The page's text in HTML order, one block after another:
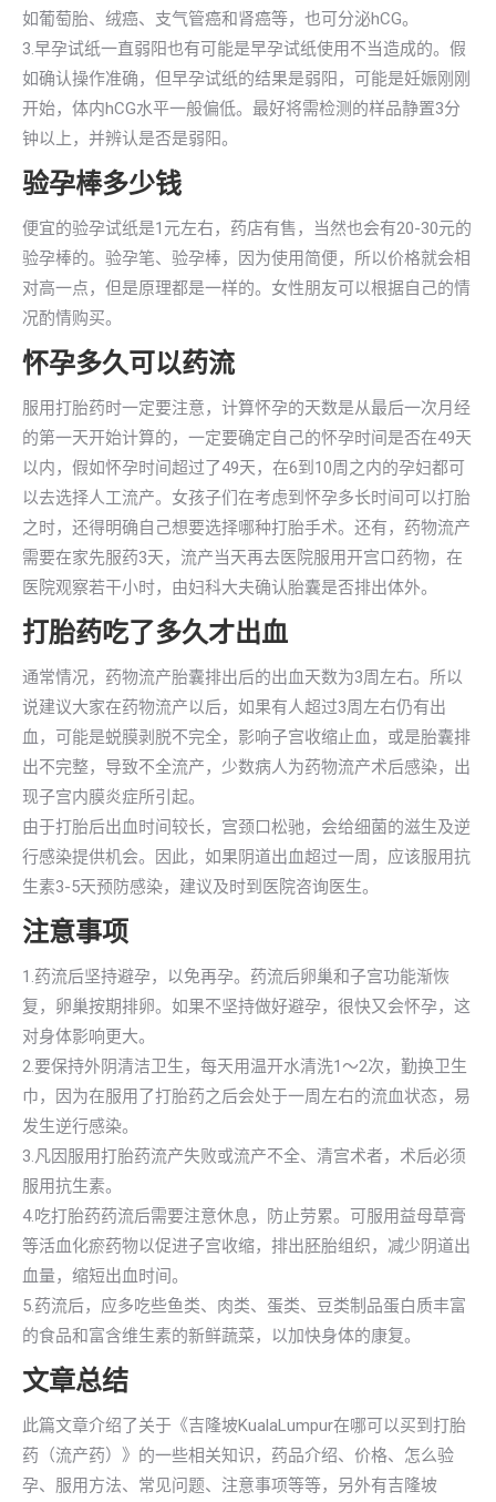
如葡萄胎、绒癌、支气管癌和肾癌等，也可分泌hCG。
3.早孕试纸一直弱阳也有可能是早孕试纸使用不当造成的。假
如确认操作准确，但早孕试纸的结果是弱阳，可能是妊娠刚刚
开始，体内hCG水平一般偏低。最好将需检测的样品静置3分
钟以上，并辨认是否是弱阳。
验孕棒多少钱
便宜的验孕试纸是1元左右，药店有售，当然也会有20-30元的
验孕棒的。验孕笔、验孕棒，因为使用简便，所以价格就会相
对高一点，但是原理都是一样的。女性朋友可以根据自己的情
况酌情购买。
怀孕多久可以药流
服用打胎药时一定要注意，计算怀孕的天数是从最后一次月经
的第一天开始计算的，一定要确定自己的怀孕时间是否在49天
以内，假如怀孕时间超过了49天，在6到10周之内的孕妇都可
以去选择人工流产。女孩子们在考虑到怀孕多长时间可以打胎
之时，还得明确自己想要选择哪种打胎手术。还有，药物流产
需要在家先服药3天，流产当天再去医院服用开宫口药物，在
医院观察若干小时，由妇科大夫确认胎囊是否排出体外。
打胎药吃了多久才出血
通常情况，药物流产胎囊排出后的出血天数为3周左右。所以
说建议大家在药物流产以后，如果有人超过3周左右仍有出
血，可能是蜕膜剥脱不完全，影响子宫收缩止血，或是胎囊排
出不完整，导致不全流产，少数病人为药物流产术后感染，出
现子宫内膜炎症所引起。
由于打胎后出血时间较长，宫颈口松驰，会给细菌的滋生及逆
行感染提供机会。因此，如果阴道出血超过一周，应该服用抗
生素3-5天预防感染，建议及时到医院咨询医生。
注意事项
1.药流后坚持避孕，以免再孕。药流后卵巢和子宫功能渐恢
复，卵巢按期排卵。如果不坚持做好避孕，很快又会怀孕，这
对身体影响更大。
2.要保持外阴清洁卫生，每天用温开水清洗1～2次，勤换卫生
巾，因为在服用了打胎药之后会处于一周左右的流血状态，易
发生逆行感染。
3.凡因服用打胎药流产失败或流产不全、清宫术者，术后必须
服用抗生素。
4.吃打胎药药流后需要注意休息，防止劳累。可服用益母草膏
等活血化瘀药物以促进子宫收缩，排出胚胎组织，减少阴道出
血量，缩短出血时间。
5.药流后，应多吃些鱼类、肉类、蛋类、豆类制品蛋白质丰富
的食品和富含维生素的新鲜蔬菜，以加快身体的康复。
文章总结
此篇文章介绍了关于《吉隆坡KualaLumpur在哪可以买到打胎
药（流产药）》的一些相关知识，药品介绍、价格、怎么验
孕、服用方法、常见问题、注意事项等等，另外有吉隆坡